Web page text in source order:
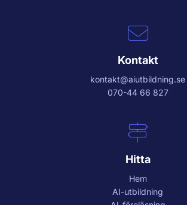
Kontakt
kontakt@aiutbildning.se
070-44 66 827
Hitta
Hem
AI-utbildning